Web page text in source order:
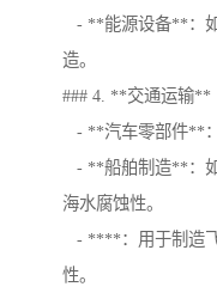
- **能源设备**：
造。
### 4. **交通运输**
- **汽车零部件**：
- **船舶制造**：
海水腐蚀性。
- ****：用于制造
性。